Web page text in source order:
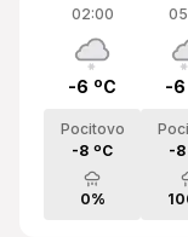
02:00
-6 ºC
Pocitovo
-8 ºC
0%
-6
-8